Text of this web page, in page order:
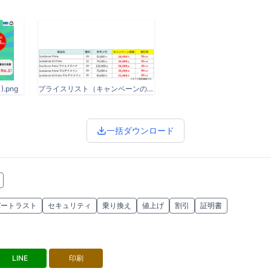
プライスリスト（キャンペーンのリリース用）-黄.png
一括ダウンロード
トラスト セキュリティ 乗り換え 値上げ 割引 証明書
LINE 印刷